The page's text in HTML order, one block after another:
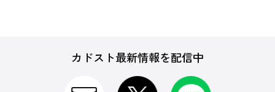
カドスト最新情報を配信中